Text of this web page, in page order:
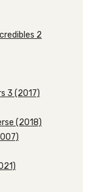
2
3 (2017)
(2018)